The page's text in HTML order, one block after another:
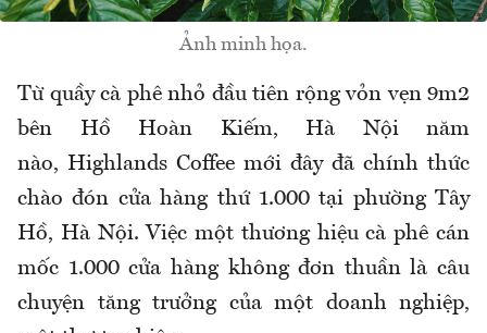
Ảnh minh họa.
Từ quầy cà phê nhỏ đầu tiên rộng vỏn vẹn 9m2
bên Hồ Hoàn Kiếm, Hà Nội năm
nào, Highlands Coffee mới đây đã chính thức
chào đón cửa hàng thứ 1.000 tại phường Tây
Hồ, Hà Nội. Việc một thương hiệu cà phê cán
mốc 1.000 cửa hàng không đơn thuần là câu
chuyện tăng trưởng của một doanh nghiệp,